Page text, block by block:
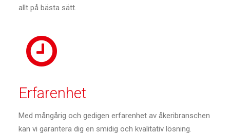
allt på bästa sätt.
Erfarenhet
Med mångårig och gedigen erfarenhet av åkeribranschen
kan vi garantera dig en smidig och kvalitativ lösning.